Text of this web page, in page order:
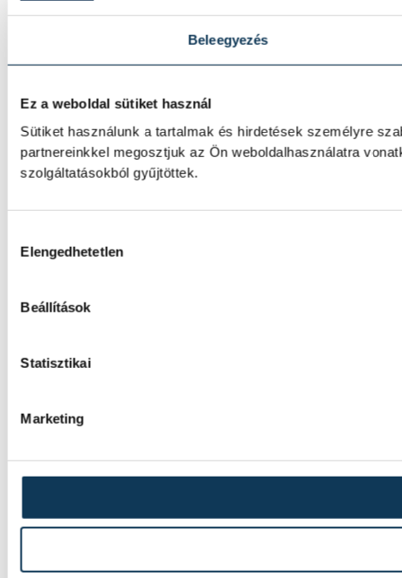
Beleegyezés
Ez a weboldal sütiket használ
Sütiket használunk a tartalmak és hirdetések személyre
partnereinkkel megosztjuk az Ön weboldalhasználatra
szolgáltatásokból gyűjtöttek.
Elengedhetetlen
Beállítások
Statisztikai
Marketing